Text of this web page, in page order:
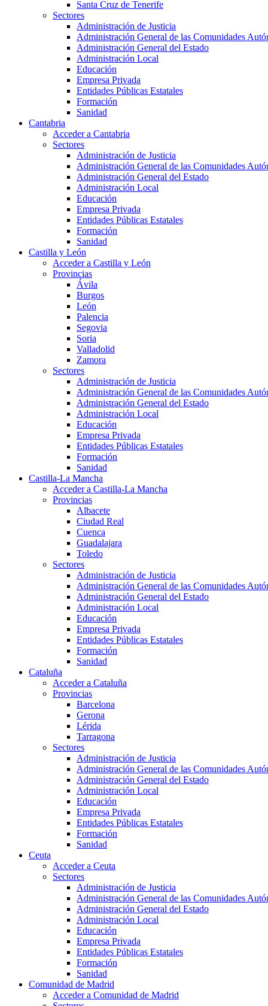
Santa Cruz de Tenerife
Sectores
Administración de Justicia
Administración General de las Comunidades
Administración General del Estado
Administración Local
Educación
Empresa Privada
Entidades Públicas Estatales
Formación
Sanidad
Cantabria
Acceder a Cantabria
Sectores
Administración de Justicia
Administración General de las Comunidades
Administración General del Estado
Administración Local
Educación
Empresa Privada
Entidades Públicas Estatales
Formación
Sanidad
Castilla y León
Acceder a Castilla y León
Provincias
Ávila
Burgos
León
Palencia
Segovia
Soria
Valladolid
Zamora
Sectores
Administración de Justicia
Administración General de las Comunidades
Administración General del Estado
Administración Local
Educación
Empresa Privada
Entidades Públicas Estatales
Formación
Sanidad
Castilla-La Mancha
Acceder a Castilla-La Mancha
Provincias
Albacete
Ciudad Real
Cuenca
Guadalajara
Toledo
Sectores
Administración de Justicia
Administración General de las Comunidades
Administración General del Estado
Administración Local
Educación
Empresa Privada
Entidades Públicas Estatales
Formación
Sanidad
Cataluña
Acceder a Cataluña
Provincias
Barcelona
Gerona
Lérida
Tarragona
Sectores
Administración de Justicia
Administración General de las Comunidades
Administración General del Estado
Administración Local
Educación
Empresa Privada
Entidades Públicas Estatales
Formación
Sanidad
Ceuta
Acceder a Ceuta
Sectores
Administración de Justicia
Administración General de las Comunidades
Administración General del Estado
Administración Local
Educación
Empresa Privada
Entidades Públicas Estatales
Formación
Sanidad
Comunidad de Madrid
Acceder a Comunidad de Madrid